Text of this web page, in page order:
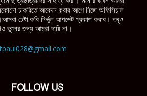
চাকরিতে আবেদন করার আগে নিজে অফিসিয়াল
চেষ্টা করি নির্ভুল আপডেট প্রকাশ করার। তবুও
ভুলের জন্য আমরা দায়ি না।
FOLLOW US